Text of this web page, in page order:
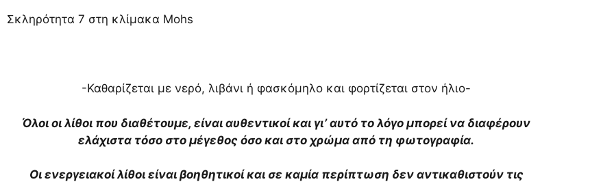
Σκληρότητα 7 στη κλίμακα Mohs
-Καθαρίζεται με νερό, λιβάνι ή φασκόμηλο και φορτίζεται στον ήλιο-
Όλοι οι λίθοι που διαθέτουμε, είναι αυθεντικοί και γι’ αυτό το λόγο μπορεί να διαφέρουν
ελάχιστα τόσο στο μέγεθος όσο και στο χρώμα από τη φωτογραφία.
Οι ενεργειακοί λίθοι είναι βοηθητικοί και σε καμία περίπτωση δεν αντικαθιστούν τις